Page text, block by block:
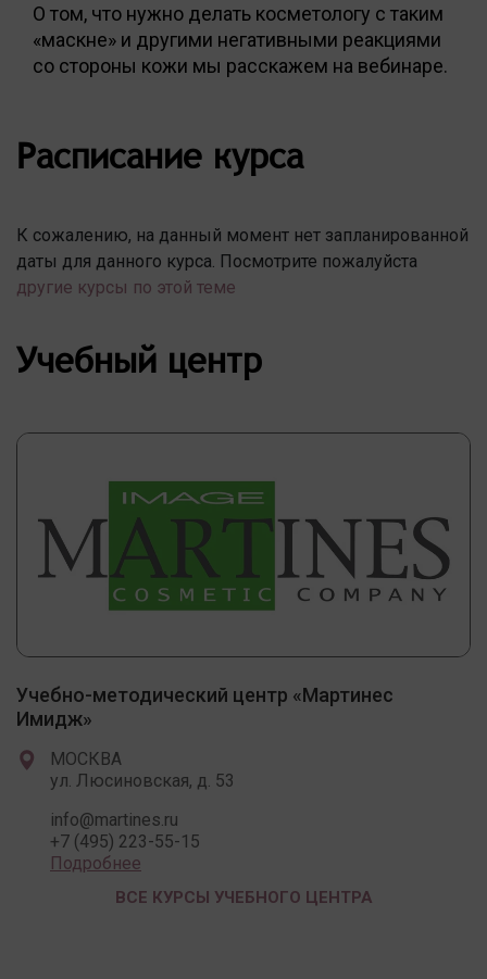
О том, что нужно делать косметологу с таким
«маскне» и другими негативными реакциями
со стороны кожи мы расскажем на вебинаре.
Расписание курса
К сожалению, на данный момент нет запланированной
даты для данного курса. Посмотрите пожалуйста
другие курсы по этой теме
Учебный центр
Учебно-методический центр «Мартинес
Имидж»
МОСКВА
ул. Люсиновская, д. 53
info@martines.ru
+7 (495) 223-55-15
Подробнее
ВСЕ КУРСЫ УЧЕБНОГО ЦЕНТРА